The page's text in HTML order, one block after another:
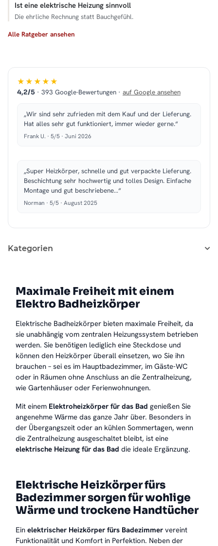
Ist eine elektrische Heizung sinnvoll
Die ehrliche Rechnung statt Bauchgefühl.
Alle Ratgeber ansehen
★★★★★
4,2/5 · 393 Google-Bewertungen · auf Google ansehen
„Wir sind sehr zufrieden mit dem Kauf und der Lieferung.
Hat alles sehr gut funktioniert, immer wieder gerne.“
Frank U. · 5/5 · Juni 2026
„Super Heizkörper, schnelle und gut verpackte Lieferung.
Beschichtung sehr hochwertig und tolles Design. Einfache
Montage und gut beschriebene…“
Norman · 5/5 · August 2025
Kategorien
Maximale Freiheit mit einem
Elektro Badheizkörper
Elektrische Badheizkörper bieten maximale Freiheit, da
sie unabhängig vom zentralen Heizungssystem betrieben
werden. Sie benötigen lediglich eine Steckdose und
können den Heizkörper überall einsetzen, wo Sie ihn
brauchen – sei es im Hauptbadezimmer, im Gäste-WC
oder in Räumen ohne Anschluss an die Zentralheizung,
wie Gartenhäuser oder Ferienwohnungen.
Mit einem Elektroheizkörper für das Bad genießen Sie
angenehme Wärme das ganze Jahr über. Besonders in
der Übergangszeit oder an kühlen Sommertagen, wenn
die Zentralheizung ausgeschaltet bleibt, ist eine
elektrische Heizung für das Bad die ideale Ergänzung.
Elektrische Heizkörper fürs
Badezimmer sorgen für wohlige
Wärme und trockene Handtücher
Ein elektrischer Heizkörper fürs Badezimmer vereint
Funktionalität und Komfort in Perfektion. Neben der